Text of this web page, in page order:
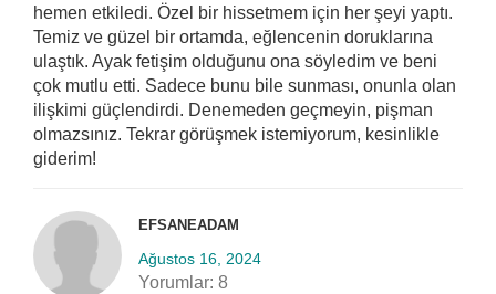
hemen etkiledi. Özel bir hissetmem için her şeyi yaptı.
Temiz ve güzel bir ortamda, eğlencenin doruklarına
ulaştık. Ayak fetişim olduğunu ona söyledim ve beni
çok mutlu etti. Sadece bunu bile sunması, onunla olan
ilişkimi güçlendirdi. Denemeden geçmeyin, pişman
olmazsınız. Tekrar görüşmek istemiyorum, kesinlikle
giderim!
EFSANEADAM
Ağustos 16, 2024
Yorumlar: 8